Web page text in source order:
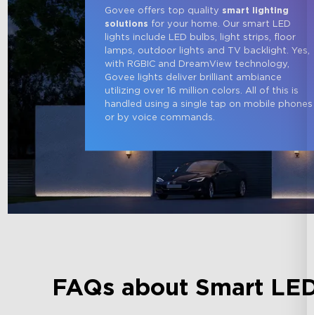
Govee offers top quality smart lighting
solutions for your home. Our smart LED
lights include LED bulbs, light strips, floor
lamps, outdoor lights and TV backlight. Yes,
with RGBIC and DreamView technology,
Govee lights deliver brilliant ambiance
utilizing over 16 million colors. All of this is
handled using a single tap on mobile phones
or by voice commands.
FAQs about Smart